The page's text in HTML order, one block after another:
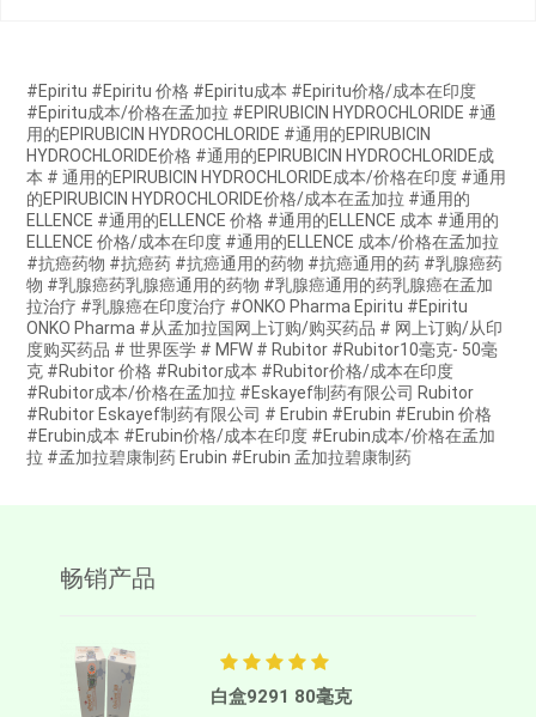
#Epiritu #Epiritu 价格 #Epiritu成本 #Epiritu价格/成本在印度
#Epiritu成本/价格在孟加拉 #EPIRUBICIN HYDROCHLORIDE #通
用的EPIRUBICIN HYDROCHLORIDE #通用的EPIRUBICIN
HYDROCHLORIDE价格 #通用的EPIRUBICIN HYDROCHLORIDE成
本 # 通用的EPIRUBICIN HYDROCHLORIDE成本/价格在印度 #通用
的EPIRUBICIN HYDROCHLORIDE价格/成本在孟加拉 #通用的
ELLENCE #通用的ELLENCE 价格 #通用的ELLENCE 成本 #通用的
ELLENCE 价格/成本在印度 #通用的ELLENCE 成本/价格在孟加拉
#抗癌药物 #抗癌药 #抗癌通用的药物 #抗癌通用的药 #乳腺癌药
物 #乳腺癌药乳腺癌通用的药物 #乳腺癌通用的药乳腺癌在孟加
拉治疗 #乳腺癌在印度治疗 #ONKO Pharma Epiritu #Epiritu
ONKO Pharma #从孟加拉国网上订购/购买药品 # 网上订购/从印
度购买药品 # 世界医学 # MFW # Rubitor #Rubitor10毫克- 50毫
克 #Rubitor 价格 #Rubitor成本 #Rubitor价格/成本在印度
#Rubitor成本/价格在孟加拉 #Eskayef制药有限公司 Rubitor
#Rubitor Eskayef制药有限公司 # Erubin #Erubin #Erubin 价格
#Erubin成本 #Erubin价格/成本在印度 #Erubin成本/价格在孟加
拉 #孟加拉碧康制药 Erubin #Erubin 孟加拉碧康制药
畅销产品
白盒9291 80毫克